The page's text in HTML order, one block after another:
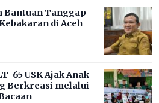
Bantuan Tanggap
di Aceh
65 USK Ajak Anak
Berkreasi melalui